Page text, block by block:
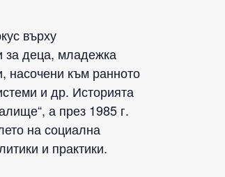
върху
за деца, младежка
насочени към ранното
и др. Историята
а през 1985 г.
на социална
и практики.